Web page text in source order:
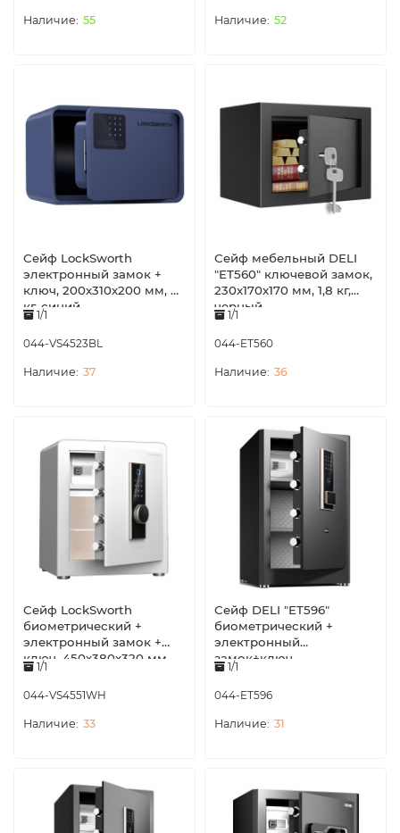
55 52
Сейф LockSworth
электронный замок +
ключ, 200х310х200 мм, 4
кг, синий
1/1
044-VS4523BL
37
Сейф мебельный DELI
"ET560" ключевой замок,
230х170х170 мм, 1,8 кг,
черный
1/1
044-ET560
36
Сейф LockSworth
биометрический +
электронный замок +
ключ, 450х380х320 мм,
20,7 кг, белый
1/1
044-VS4551WH
33
Сейф DELI "ET596"
биометрический +
электронный
замок+ключ,
380х360х600 мм, 23,3 кг,
черный
1/1
044-ET596
31